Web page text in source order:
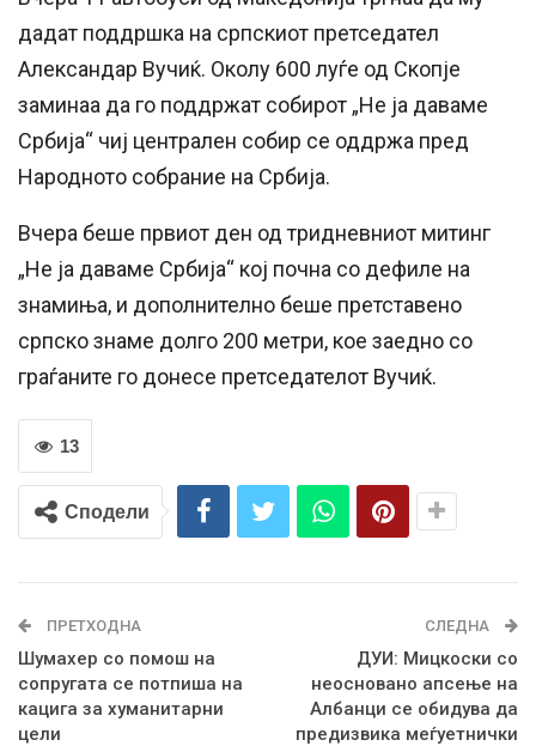
дадат поддршка на српскиот претседател
Александар Вучиќ. Околу 600 луѓе од Скопје
заминаа да го поддржат собирот „Не ја даваме
Србија“ чиј централен собир се оддржа пред
Народното собрание на Србија.
Вчера беше првиот ден од тридневниот митинг
„Не ја даваме Србија“ кој почна со дефиле на
знамиња, и дополнително беше претставено
српско знаме долго 200 метри, кое заедно со
граѓаните го донесе претседателот Вучиќ.
13
Сподели
ПРЕТХОДНА
Шумахер со помош на
сопругата се потпиша на
кацига за хуманитарни
цели
СЛЕДНА
ДУИ: Мицкоски со
неосновано апсење на
Албанци се обидува да
предизвика меѓуетнички